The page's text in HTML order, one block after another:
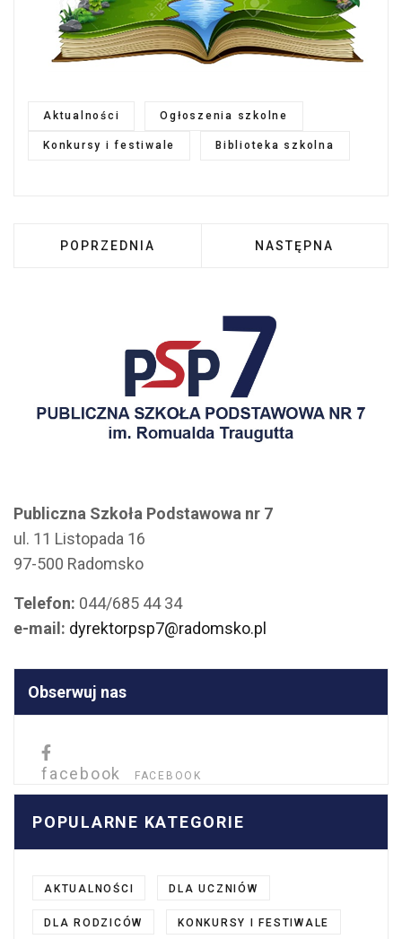
Aktualności Ogłoszenia szkolne
Konkursy i festiwale Biblioteka szkolna
POPRZEDNIA STRONA: AKCJA CZYTELNICZA
POPRZEDNIA NASTĘPNA
NASTĘPNA
Publiczna Szkoła Podstawowa nr 7
ul. 11 Listopada 16
97-500 Radomsko
Telefon: 044/685 44 34
e-mail: dyrektorpsp7@radomsko.pl
Obserwuj nas
facebook FACEBOOK
POPULARNE KATEGORIE
AKTUALNOŚCI DLA UCZNIÓW
DLA RODZICÓW KONKURSY I FESTIWALE